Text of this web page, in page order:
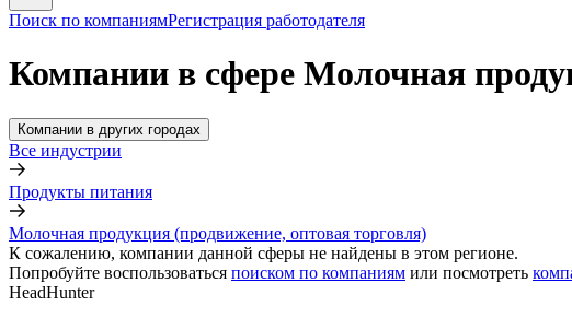
Поиск по компаниямРегистрация работодателя
Компании в сфере Молочная
Компании в других городах
Все индустрии
Продукты питания
Молочная продукция (продвижение, оптовая торговля)
К сожалению, компании данной сферы не найдены в этом регионе.
Попробуйте воспользоваться поиском по компаниям или посмотреть
HeadHunter